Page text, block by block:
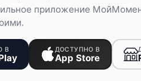
приложение
В ДОСТУПНО В
App Store